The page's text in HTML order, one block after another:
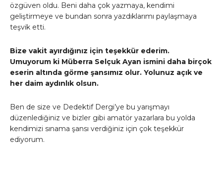
özgüven oldu. Beni daha çok yazmaya, kendimi
geliştirmeye ve bundan sonra yazdıklarımı paylaşmaya
teşvik etti.
Bize vakit ayırdığınız için teşekkür ederim.
Umuyorum ki Müberra Selçuk Ayan ismini daha birçok
eserin altında görme şansımız olur. Yolunuz açık ve
her daim aydınlık olsun.
Ben de size ve Dedektif Dergi’ye bu yarışmayı
düzenlediğiniz ve bizler gibi amatör yazarlara bu yolda
kendimizi sınama şansı verdiğiniz için çok teşekkür
ediyorum.